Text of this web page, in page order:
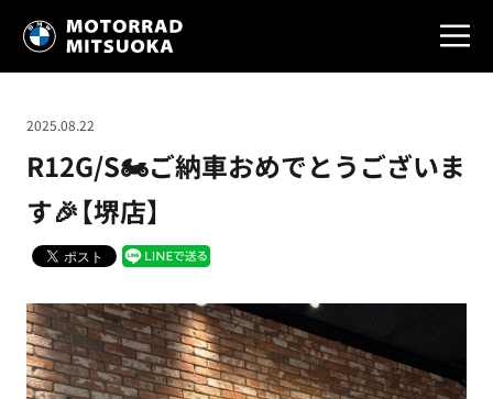
R12G/S🏍️ご納車おめでとうございま
す🎉【堺店】
2025.08.22